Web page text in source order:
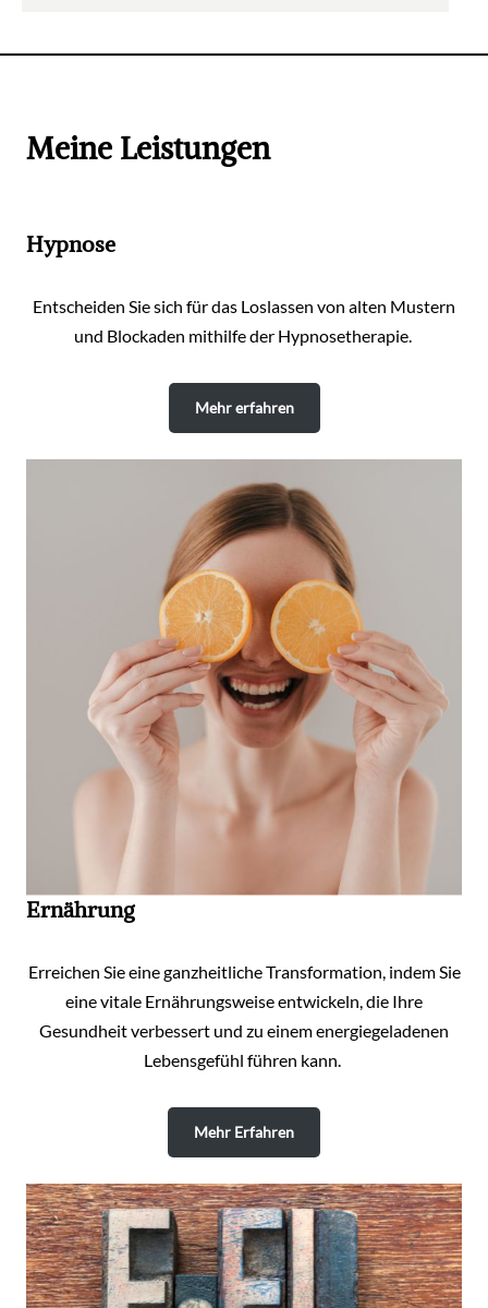
Meine Leistungen
Hypnose
Entscheiden Sie sich für das Loslassen von alten Mustern
und Blockaden mithilfe der Hypnosetherapie.
Mehr erfahren
Ernährung
Erreichen Sie eine ganzheitliche Transformation, indem Sie
eine vitale Ernährungsweise entwickeln, die Ihre
Gesundheit verbessert und zu einem energiegeladenen
Lebensgefühl führen kann.
Mehr Erfahren